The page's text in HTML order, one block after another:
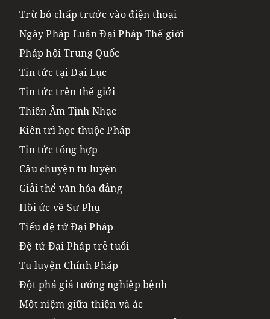
Trừ bỏ chấp trước vào điện thoại
Ngày Pháp Luân Đại Pháp Thế giới
Pháp hội Trung Quốc
Tin tức tại Đại Lục
Tin tức trên thế giới
Thiên Âm Tịnh Nhạc
Kiên trì học thuộc Pháp
Tin tức tổng hợp
Câu chuyện tu luyện
Giải thể văn hóa đảng
Hồi ức về Sư Phụ
Tiểu đệ tử Đại Pháp
Đệ tử Đại Pháp trẻ tuổi
Tu luyện Chính Pháp
Đột phá giả tướng nghiệp bệnh
Một niệm giữa thiện và ác